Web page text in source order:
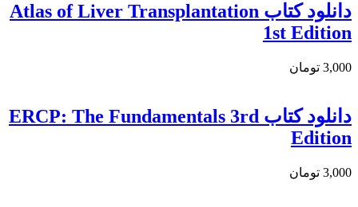
دانلود کتاب Atlas of Liver Transplantation
1st Edition
3,000 تومان
دانلود كتاب ERCP: The Fundamentals 3rd
Edition
3,000 تومان